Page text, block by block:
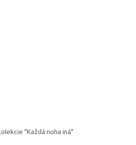
"Každá noha iná"